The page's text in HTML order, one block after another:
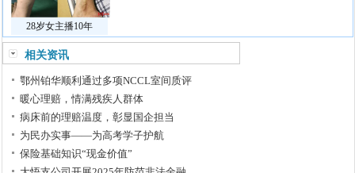
28岁女主播10年
相关资讯
鄂州铂华顺利通过多项NCCL室间质评
暖心理赔，情满残疾人群体
病床前的理赔温度，彰显国企担当
为民办实事——为高考学子护航
保险基础知识“现金价值”